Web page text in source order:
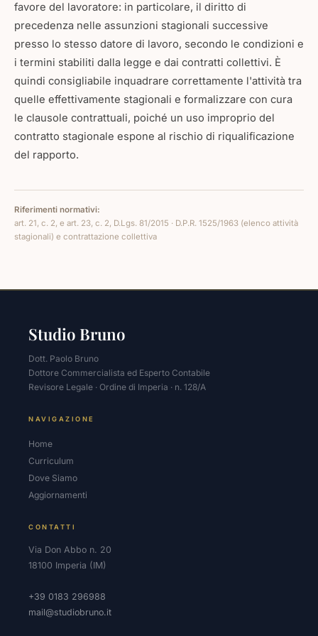
favore del lavoratore: in particolare, il diritto di
precedenza nelle assunzioni stagionali successive
presso lo stesso datore di lavoro, secondo le condizioni e
i termini stabiliti dalla legge e dai contratti collettivi. È
quindi consigliabile inquadrare correttamente l'attività tra
quelle effettivamente stagionali e formalizzare con cura
le clausole contrattuali, poiché un uso improprio del
contratto stagionale espone al rischio di riqualificazione
del rapporto.
Riferimenti normativi:
art. 21, c. 2, e art. 23, c. 2, D.Lgs. 81/2015 · D.P.R. 1525/1963 (elenco attività
stagionali) e contrattazione collettiva
Studio Bruno
Dott. Paolo Bruno
Dottore Commercialista ed Esperto Contabile
Revisore Legale · Ordine di Imperia · n. 128/A
NAVIGAZIONE
Home
Curriculum
Dove Siamo
Aggiornamenti
CONTATTI
Via Don Abbo n. 20
18100 Imperia (IM)
+39 0183 296988
mail@studiobruno.it